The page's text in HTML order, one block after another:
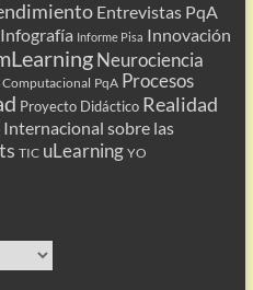
Entrevistas PqA
Infografía Informe Pisa Innovación
Neurociencia
Computacional PqA Procesos
Proyecto Didáctico Realidad
sobre las
TIC uLearning YO